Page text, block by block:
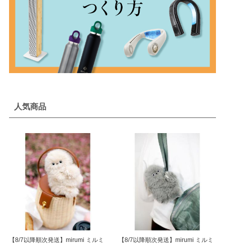
人気商品
【8/7以降順次発送】mirumi ミルミ
【8/7以降順次発送】mirumi ミルミ